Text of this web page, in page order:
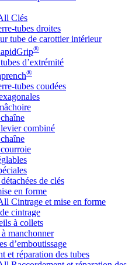
Clés
tubes droites
tube de carottier intérieur
®
d’extrémité
®
tubes coudées
combiné
de clés
en forme
Cintrage et mise en forme
cintrage
à collets
manchonner
d’emboutissage
et réparation des tubes